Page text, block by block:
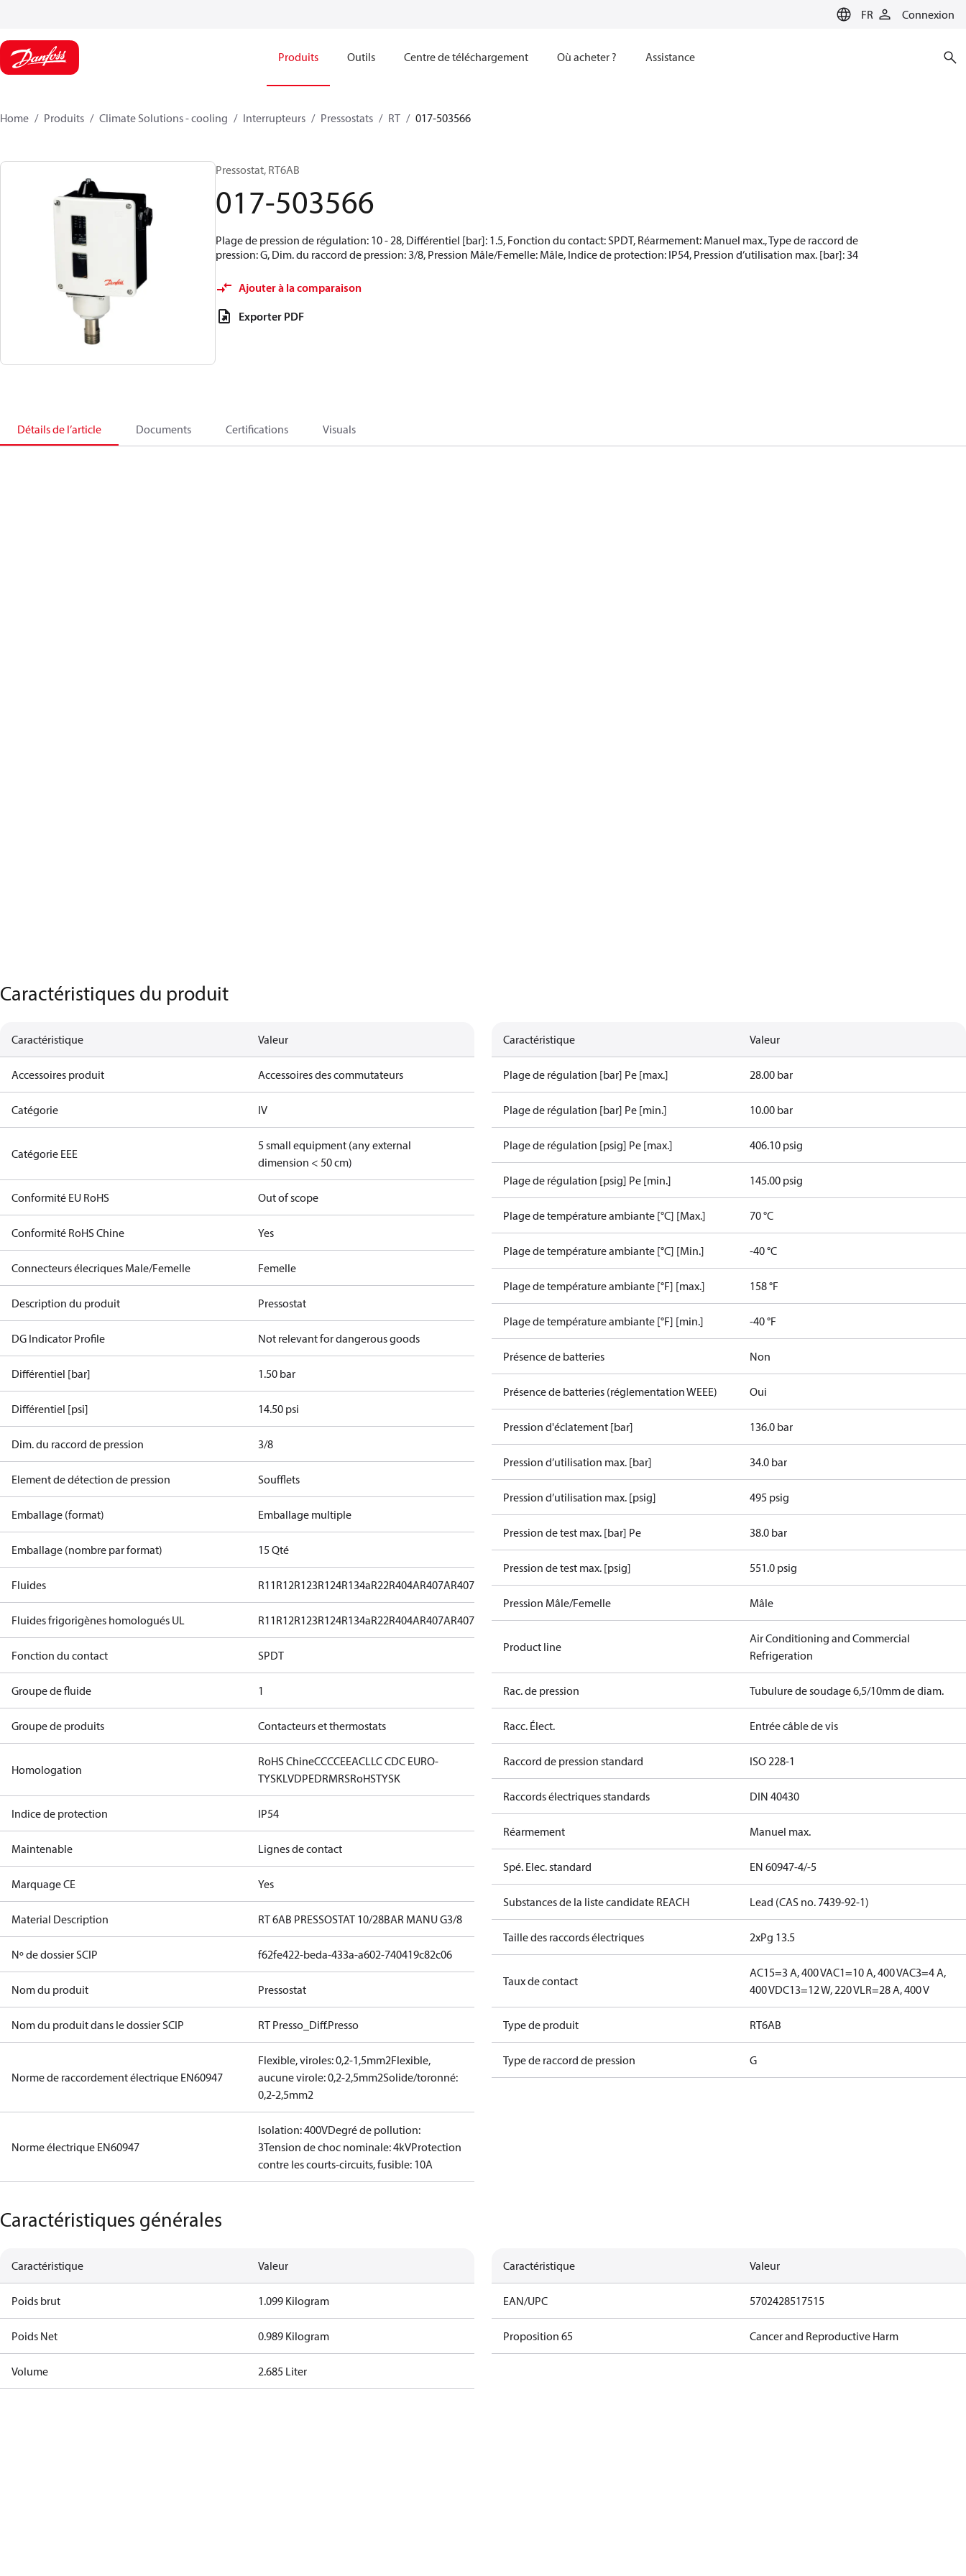
FR Connexion
Produits Outils Centre de téléchargement Où acheter ? Assistance
Home Produits Climate Solutions - cooling Interrupteurs Pressostats RT 017-503566
Pressostat, RT6AB
017-503566
Plage de pression de régulation: 10 - 28, Différentiel [bar]: 1.5, Fonction du contact: SPDT, Réarmement: Manuel max., Type de raccord de
pression: G, Dim. du raccord de pression: 3/8, Pression Mâle/Femelle: Mâle, Indice de protection: IP54, Pression d’utilisation max. [bar]: 34
Ajouter à la comparaison
Exporter PDF
Détails de l’article Documents Certifications Visuals
Caractéristiques du produit
Caractéristique Valeur
Accessoires produit Accessoires des commutateurs
Catégorie IV
Catégorie EEE
5 small equipment (any external
dimension < 50 cm)
Conformité EU RoHS Out of scope
Conformité RoHS Chine Yes
Connecteurs élecriques Male/Femelle Femelle
Description du produit Pressostat
DG Indicator Profile Not relevant for dangerous goods
Différentiel [bar] 1.50 bar
Différentiel [psi] 14.50 psi
Dim. du raccord de pression 3/8
Element de détection de pression Soufflets
Emballage (format) Emballage multiple
Emballage (nombre par format) 15 Qté
Fluides R11R12R123R124R134aR22R404AR407AR407C R407FR407HR422BR422DR438AR507CR717
Fluides frigorigènes homologués UL R11R12R123R124R134aR22R404AR407AR407C R407FR407HR422BR422DR438AR507C
Fonction du contact SPDT
Groupe de fluide 1
Groupe de produits Contacteurs et thermostats
Homologation
RoHS ChineCCCCEEACLLC CDC EURO-
TYSKLVDPEDRMRSRoHSTYSK
Indice de protection IP54
Maintenable Lignes de contact
Marquage CE Yes
Material Description RT 6AB PRESSOSTAT 10/28BAR MANU G3/8
Nº de dossier SCIP f62fe422-beda-433a-a602-740419c82c06
Nom du produit Pressostat
Nom du produit dans le dossier SCIP RT Presso_Diff.Presso
Norme de raccordement électrique EN60947
Flexible, viroles: 0,2-1,5mm2Flexible,
aucune virole: 0,2-2,5mm2Solide/toronné:
0,2-2,5mm2
Norme électrique EN60947
Isolation: 400VDegré de pollution:
3Tension de choc nominale: 4kVProtection
contre les courts-circuits, fusible: 10A
Caractéristique Valeur
Plage de régulation [bar] Pe [max.] 28.00 bar
Plage de régulation [bar] Pe [min.] 10.00 bar
Plage de régulation [psig] Pe [max.] 406.10 psig
Plage de régulation [psig] Pe [min.] 145.00 psig
Plage de température ambiante [°C] [Max.] 70 °C
Plage de température ambiante [°C] [Min.] -40 °C
Plage de température ambiante [°F] [max.] 158 °F
Plage de température ambiante [°F] [min.] -40 °F
Présence de batteries Non
Présence de batteries (réglementation WEEE) Oui
Pression d'éclatement [bar] 136.0 bar
Pression d’utilisation max. [bar] 34.0 bar
Pression d’utilisation max. [psig] 495 psig
Pression de test max. [bar] Pe 38.0 bar
Pression de test max. [psig] 551.0 psig
Pression Mâle/Femelle Mâle
Product line
Air Conditioning and Commercial
Refrigeration
Rac. de pression Tubulure de soudage 6,5/10mm de diam.
Racc. Élect. Entrée câble de vis
Raccord de pression standard ISO 228-1
Raccords électriques standards DIN 40430
Réarmement Manuel max.
Spé. Elec. standard EN 60947-4/-5
Substances de la liste candidate REACH Lead (CAS no. 7439-92-1)
Taille des raccords électriques 2xPg 13.5
Taux de contact
AC15=3 A, 400 VAC1=10 A, 400 VAC3=4 A,
400 VDC13=12 W, 220 VLR=28 A, 400 V
Type de produit RT6AB
Type de raccord de pression G
Caractéristiques générales
Caractéristique Valeur
Poids brut 1.099 Kilogram
Poids Net 0.989 Kilogram
Volume 2.685 Liter
Caractéristique Valeur
EAN/UPC 5702428517515
Proposition 65 Cancer and Reproductive Harm